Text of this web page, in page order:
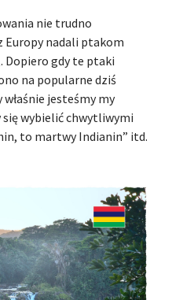
nie trudno
Europy nadali ptakom
Dopiero gdy te ptaki
na popularne dziś
właśnie jesteśmy my
wybielić chwytliwymi
to martwy Indianin” itd.